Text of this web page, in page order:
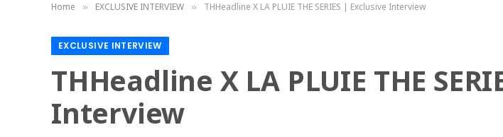
Home » EXCLUSIVE INTERVIEW » THHeadline X LA PLUIE THE SERIES | Exclusive Interview
EXCLUSIVE INTERVIEW
THHeadline X LA PLUIE THE
Interview